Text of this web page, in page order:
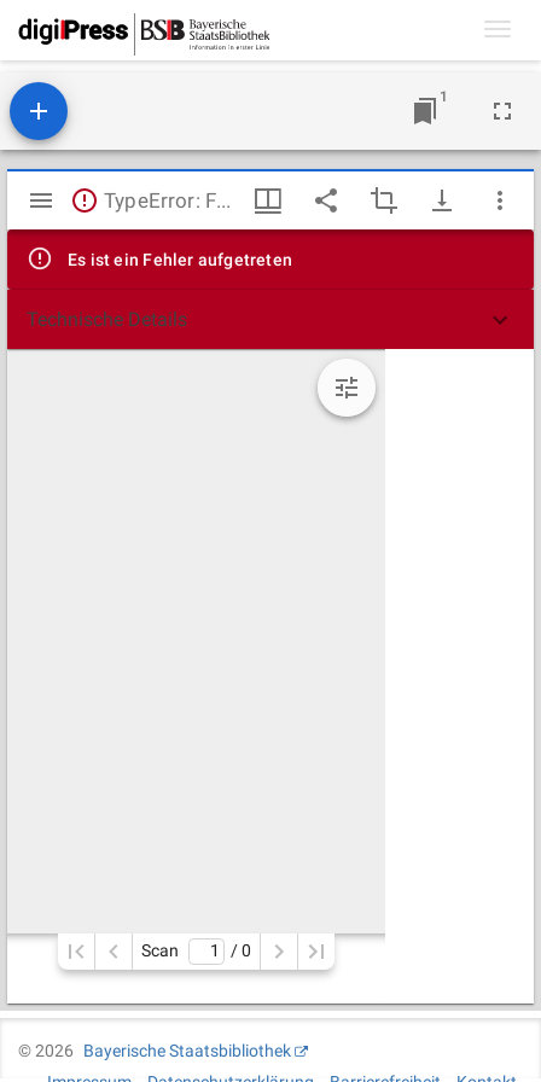
1
Mirador
Viewer
TypeError: Failed to fetch
Es ist ein Fehler aufgetreten
Technische Details
Scan / 0
©2026
Bayerische Staatsbibliothek